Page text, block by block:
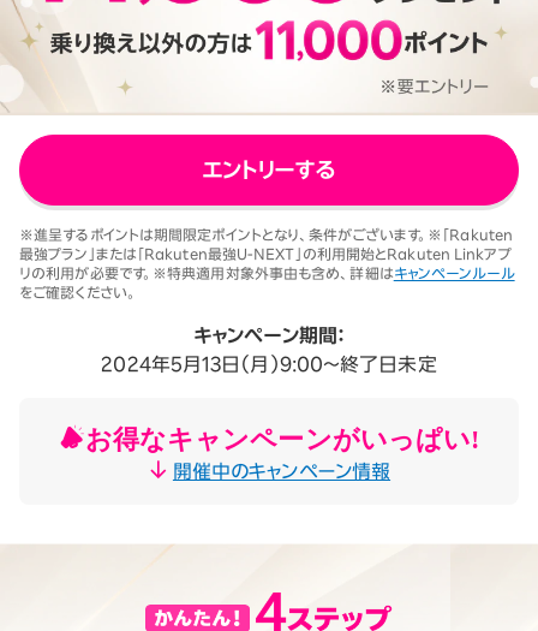
エントリーする
※進呈するポイントは期間限定ポイントとなり、条件がございます。※「Rakuten
最強プラン」または「Rakuten最強U-NEXT」の利用開始とRakuten Linkアプ
リの利用が必要です。※特典適用対象外事由も含め、詳細はキャンペーンルール
をご確認ください。
キャンペーン期間：
2024年5月13日（月）9:00～終了日未定
お得なキャンペーンがいっぱい!
開催中のキャンペーン情報
※1 同一名義で累計5回線以上ご契約の場合、2025年11月19日より1回
線につき3,500円（税込3,850円、開通翌々月に確定）。「累計」とは、楽
天モバイルがサービスを本格開始した2020年4月8日以降に契約され
たすべての回線（解約済みの回線も含む）の合計数を指します。